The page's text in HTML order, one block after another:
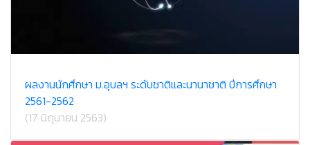
ผลงานนักศึกษา ม.อุบลฯ ระดับชาติและนานาชาติ ปีการศึกษา
2561-2562
(17 มิถุนายน 2563)